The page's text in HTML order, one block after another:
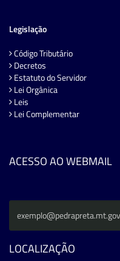
Legislação
Código Tributário
Decretos
Estatuto do Servidor
Lei Orgânica
Leis
Lei Complementar
ACESSO AO WEBMAIL
LOCALIZAÇÃO